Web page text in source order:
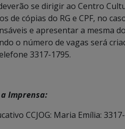
se dirigir ao Centro
de cópias do RG e CPF, no
e apresentar a mesma
o número de vagas será
3317-1795.
Imprensa:
CCJOG: Maria Emília: